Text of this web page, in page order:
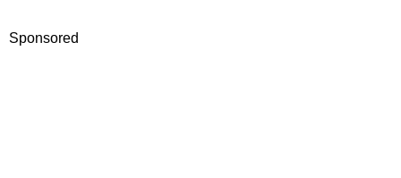
Sponsored